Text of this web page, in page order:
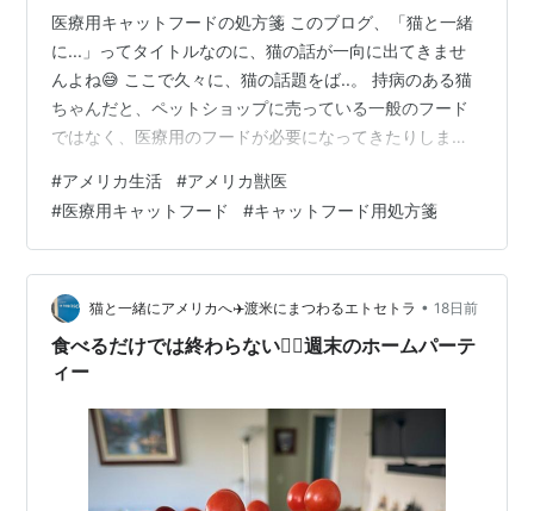
医療用キャットフードの処方箋 このブログ、「猫と一緒
に...」ってタイトルなのに、猫の話が一向に出てきませ
んよね😅 ここで久々に、猫の話題をば..。 持病のある猫
ちゃんだと、ペットショップに売っている一般のフード
ではなく、医療用のフードが必要になってきたりします
べています。 日本にいた時は、獣医さんから「病院用コ
ード」を教えてもらって、オンラインサイトでそのコー
ドを入力して自分で購入できていましたが、ここアメリ
カでは、オンラインで注文する場合でも、獣医さんから
発行してもらった処方箋がないと購入できません。 しか
も、一度処方箋をもらえば永久に使え…
#アメリカ生活 #アメリカ獣医
#医療用キャットフード #キャットフード用処方箋
猫と一緒にアメリカへ✈️渡米にまつわるエトセトラ • 18日前
食べるだけでは終わらない🚶‍♀️週末のホームパーテ
ィー